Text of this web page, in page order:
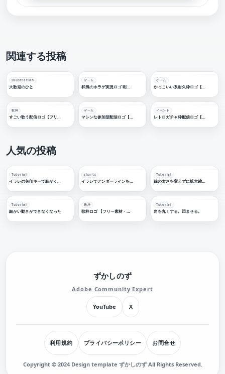
関連する投稿
Illustration
大歓迎のひと
ゲーム ゲーム
歌枠 ゲーム イベント
人気の投稿
Tutorial shorts Tutorial
Tutorial
細かい動きができなくなった
歌枠 Tutorial
角を丸くする。凹ませる。
ずかしのず
Adobe Community Expert
YouTube X
利用規約 プライバシーポリシー お問合せ
Copyright © 2024 Design template ずかしのず All Rights Reserved.